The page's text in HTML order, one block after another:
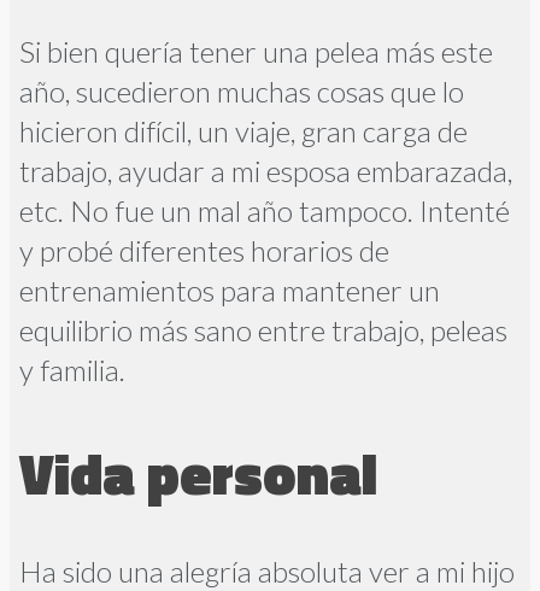
Si bien quería tener una pelea más este
año, sucedieron muchas cosas que lo
hicieron difícil, un viaje, gran carga de
trabajo, ayudar a mi esposa embarazada,
etc. No fue un mal año tampoco. Intenté
y probé diferentes horarios de
entrenamientos para mantener un
equilibrio más sano entre trabajo, peleas
y familia.
Vida personal
Ha sido una alegría absoluta ver a mi hijo